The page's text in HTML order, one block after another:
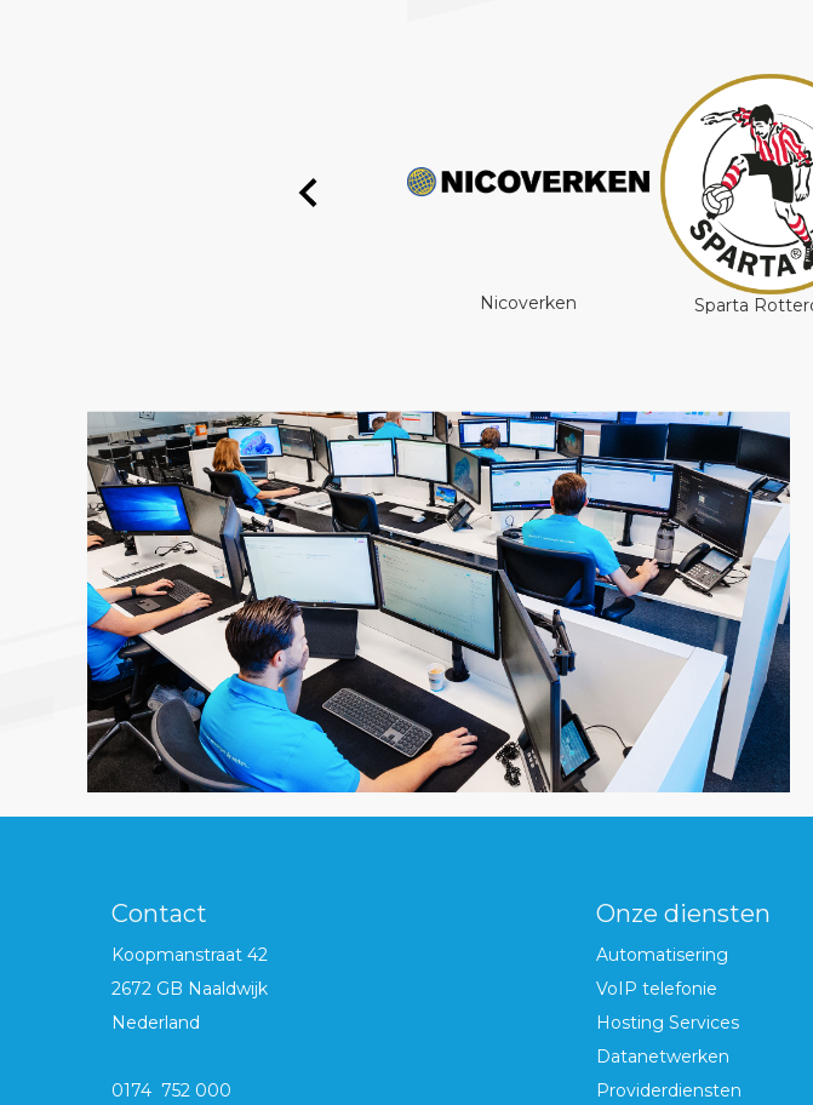
Sparta Rotterdam Quality Pack
Contact
Koopmanstraat 42
2672 GB Naaldwijk
Nederland
0174 752 000
Onze diensten
Automatisering
VoIP telefonie
Hosting Services
Datanetwerken
Providerdiensten